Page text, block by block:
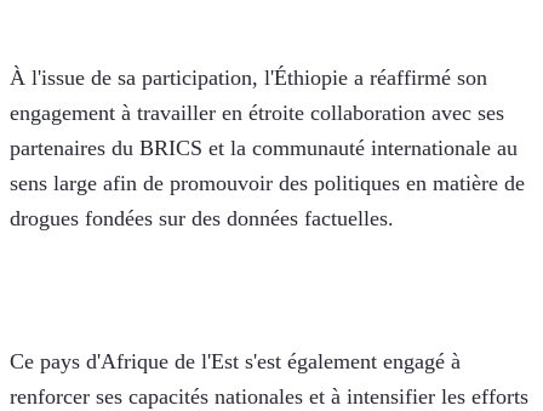
À l'issue de sa participation, l'Éthiopie a réaffirmé son
engagement à travailler en étroite collaboration avec ses
partenaires du BRICS et la communauté internationale au
sens large afin de promouvoir des politiques en matière de
drogues fondées sur des données factuelles.
Ce pays d'Afrique de l'Est s'est également engagé à
renforcer ses capacités nationales et à intensifier les efforts